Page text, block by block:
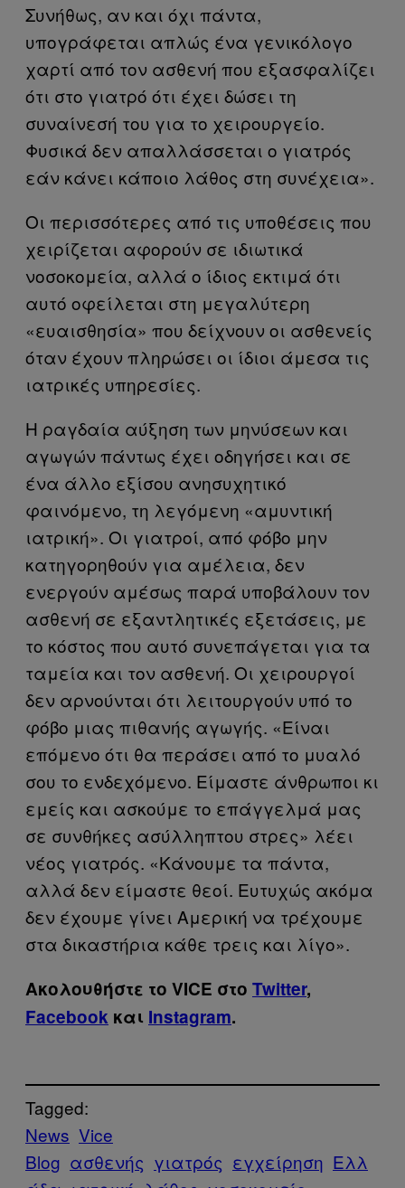
Συνήθως, αν και όχι πάντα,
υπογράφεται απλώς ένα γενικόλογο
χαρτί από τον ασθενή που εξασφαλίζει
ότι στο γιατρό ότι έχει δώσει τη
συναίνεσή του για το χειρουργείο.
Φυσικά δεν απαλλάσσεται ο γιατρός
εάν κάνει κάποιο λάθος στη συνέχεια».
Οι περισσότερες από τις υποθέσεις που
χειρίζεται αφορούν σε ιδιωτικά
νοσοκομεία, αλλά ο ίδιος εκτιμά ότι
αυτό οφείλεται στη μεγαλύτερη
«ευαισθησία» που δείχνουν οι ασθενείς
όταν έχουν πληρώσει οι ίδιοι άμεσα τις
ιατρικές υπηρεσίες.
Η ραγδαία αύξηση των μηνύσεων και
αγωγών πάντως έχει οδηγήσει και σε
ένα άλλο εξίσου ανησυχητικό
φαινόμενο, τη λεγόμενη «αμυντική
ιατρική». Οι γιατροί, από φόβο μην
κατηγορηθούν για αμέλεια, δεν
ενεργούν αμέσως παρά υποβάλουν τον
ασθενή σε εξαντλητικές εξετάσεις, με
το κόστος που αυτό συνεπάγεται για τα
ταμεία και τον ασθενή. Οι χειρουργοί
δεν αρνούνται ότι λειτουργούν υπό το
φόβο μιας πιθανής αγωγής. «Είναι
επόμενο ότι θα περάσει από το μυαλό
σου το ενδεχόμενο. Είμαστε άνθρωποι κι
εμείς και ασκούμε το επάγγελμά μας
σε συνθήκες ασύλληπτου στρες» λέει
νέος γιατρός. «Κάνουμε τα πάντα,
αλλά δεν είμαστε θεοί. Ευτυχώς ακόμα
δεν έχουμε γίνει Αμερική να τρέχουμε
στα δικαστήρια κάθε τρεις και λίγο».
Ακολουθήστε το VICE στο Twitter,
Facebook και Instagram.
Tagged:
News Vice
Blog ασθενής γιατρός εγχείρηση Ελλ